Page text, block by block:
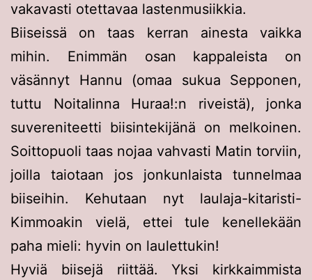
vakavasti otettavaa lastenmusiikkia.
Biiseissä on taas kerran ainesta vaikka
mihin. Enimmän osan kappaleista on
väsännyt Hannu (omaa sukua Sepponen,
tuttu Noitalinna Huraa!:n riveistä), jonka
suvereniteetti biisintekijänä on melkoinen.
Soittopuoli taas nojaa vahvasti Matin torviin,
joilla taiotaan jos jonkunlaista tunnelmaa
biiseihin. Kehutaan nyt laulaja-kitaristi-
Kimmoakin vielä, ettei tule kenellekään
paha mieli: hyvin on laulettukin!
Hyviä biisejä riittää. Yksi kirkkaimmista